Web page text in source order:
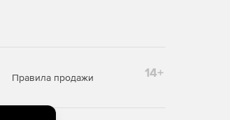
Правила продажи 14+